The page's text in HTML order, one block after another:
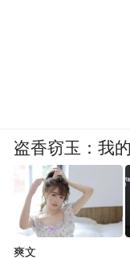
盗香窃玉：我
爽文